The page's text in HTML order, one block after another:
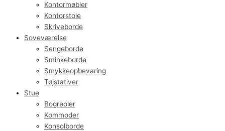
Kontormøbler
Kontorstole
Skriveborde
Soveværelse
Sengeborde
Sminkeborde
Smykkeopbevaring
Tøjstativer
Stue
Bogreoler
Kommoder
Konsolborde